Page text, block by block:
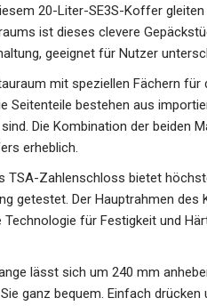
20-Liter-SE3S-Koffer
ist dieses clevere
geeignet für Nutzer
mit speziellen Fächern für
Seitenteile bestehen aus
Die Kombination der beiden
erheblich.
TSA-Zahlenschloss bietet
getestet. Der Hauptrahmen
für Festigkeit und
lässt sich um 240 mm
ganz bequem. Einfach